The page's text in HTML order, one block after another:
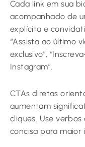
Cada link em sua
acompanhado de
explícita e
“Assista ao último
exclusivo”,
Instagram”.
CTAs diretas
aumentam
cliques. Use
concisa para maior